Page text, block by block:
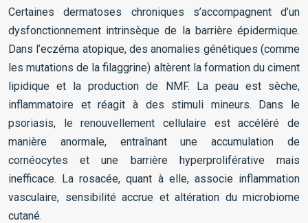
Certaines dermatoses chroniques s’accompagnent d’un
dysfonctionnement intrinsèque de la barrière épidermique.
Dans l’eczéma atopique, des anomalies génétiques (comme
les mutations de la filaggrine) altèrent la formation du ciment
lipidique et la production de NMF. La peau est sèche,
inflammatoire et réagit à des stimuli mineurs. Dans le
psoriasis, le renouvellement cellulaire est accéléré de
manière anormale, entraînant une accumulation de
cornéocytes et une barrière hyperproliférative mais
inefficace. La rosacée, quant à elle, associe inflammation
vasculaire, sensibilité accrue et altération du microbiome
cutané.